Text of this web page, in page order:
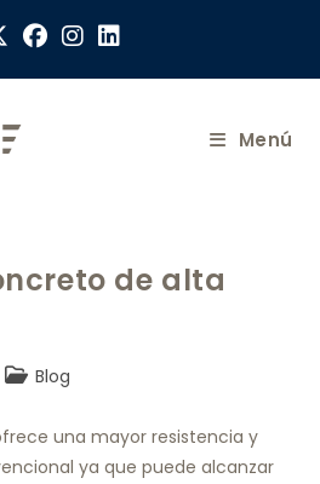
Menú
de alta
Blog
una mayor resistencia y
ya que puede alcanzar